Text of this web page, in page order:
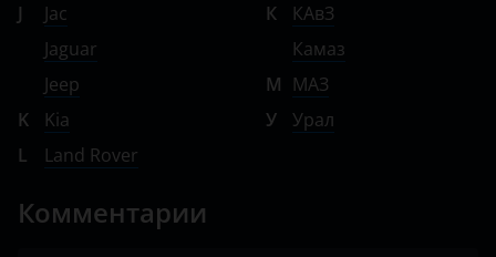
J
Jac
Jaguar
Jeep
K
Kia
L
Land Rover
К
КАвЗ
Камаз
М МАЗ
У
Урал
Комментарии